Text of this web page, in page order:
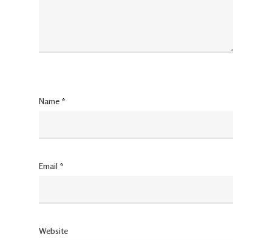
Name *
Email *
Website